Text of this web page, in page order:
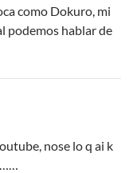
como Dokuro, mi
podemos hablar de
nose lo q ai k